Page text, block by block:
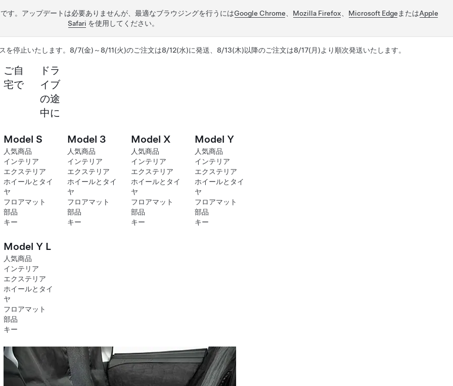
す。アップデートは必要ありませんが、最適なブラウジングを行うにはGoogle Chrome Mozilla Firefox Microsoft Edge またはApple
Safari を使用してください。
停止いたします。8/7(金)～8/11(火)のご注文は8/12(水)に発送、8/13(木)以降のご注文は8/17(月)より順次発送いたします。
ご自
宅で
ドラ
イブ
の途
中に
Model S
人気商品
インテリア
エクステリア
ホイールとタイ
ヤ
フロアマット
部品
キー
Model 3
人気商品
インテリア
エクステリア
ホイールとタイ
ヤ
フロアマット
部品
キー
Model X
人気商品
インテリア
エクステリア
ホイールとタイ
ヤ
フロアマット
部品
キー
Model Y
人気商品
インテリア
エクステリア
ホイールとタイ
ヤ
フロアマット
部品
キー
Model Y L
人気商品
インテリア
エクステリア
ホイールとタイ
ヤ
フロアマット
部品
キー